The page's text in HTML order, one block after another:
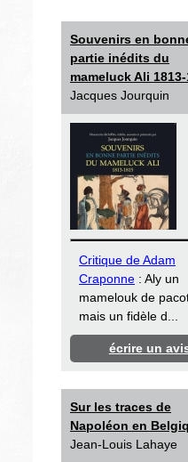
Souvenirs en
partie inédits du
mameluck Ali
Jacques Jourquin
Critique de Adam
Craponne : Aly un
mamelouk de
mais un fidèle d...
écrire un
Sur les traces de
Napoléon en
Jean-Louis Lahaye